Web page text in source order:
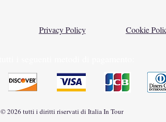
Privacy Policy Cookie
© 2026 tutti i diritti riservati di Italia In Tour